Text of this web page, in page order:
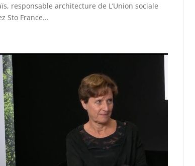
responsable architecture de L’Union sociale
Sto France...